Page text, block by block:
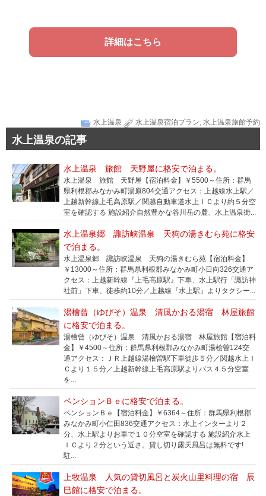
詳細はこちら
水上温泉 水上温泉宿泊プラン, 水上温泉旅館予約
水上温泉の記事
水上温泉 旅館 天野屋に格安で泊まる。
水上温泉 旅館 天野屋【宿泊料金】￥5500～住所：群馬
県利根郡みなかみ町湯原804交通アクセス：上越線水上駅／
上越新幹線上毛高原駅／関越自動車道水上ＩＣより約５分空
室を確認する 施設紹介自然豊かな谷川岳の麓、水上温泉街...
水上温泉郷 諏訪峡温泉 天狗の湯きむら苑に格安
で泊まる。
水上温泉郷 諏訪峡温泉 天狗の湯きむら苑【宿泊料金】
￥13000～住所：群馬県利根郡みなかみ町小日向326交通ア
クセス：上越新幹線『上毛高原駅』下車、水上駅行「諏訪神
社前」下車、徒歩約10分／上越線『水上駅』よりタクシー...
湯檜曾（ゆびそ）温泉 清風かおる湯宿 林屋旅館
に格安で泊まる。
湯檜曾（ゆびそ）温泉 清風かおる湯宿 林屋旅館【宿泊料
金】￥4500～住所：群馬県利根郡みなかみ町湯桧曽124交
通アクセス：ＪＲ上越線湯檜曽駅下車徒歩５分／関越水上Ｉ
Ｃより１５分／上越新幹線上毛高原駅よりバス４５分空室
を...
ペンションＢｅに格安で泊まる。
ペンションＢｅ【宿泊料金】￥6364～住所：群馬県利根郡
みなかみ町小仁田836交通アクセス：水上インターより２
分、水上駅よりお車で１０分空室を確認する 施設紹介水上
ＩＣより２分という近さ。貸し切り露天風呂は無料です!
駐...
上牧温泉 人気の貸切風呂と炭火山里料理の宿 辰
巳館に格安で泊まる。